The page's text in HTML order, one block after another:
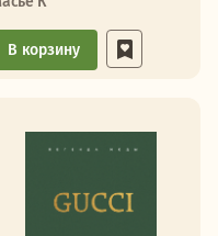
В корзину